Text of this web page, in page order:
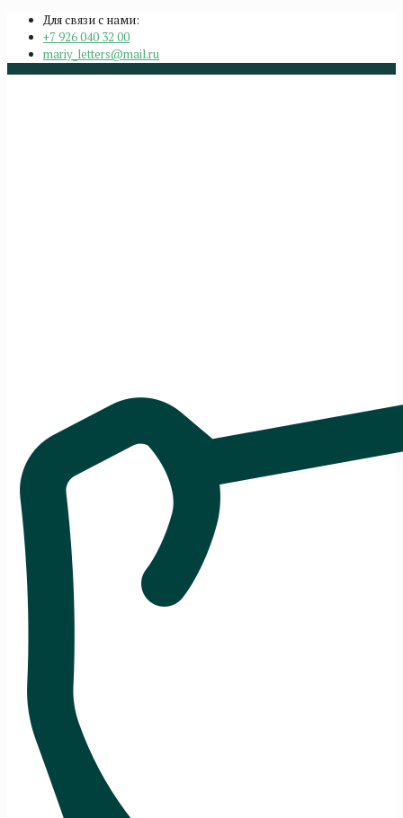
Для связи с нами:
+7 926 040 32 00
mariy_letters@mail.ru